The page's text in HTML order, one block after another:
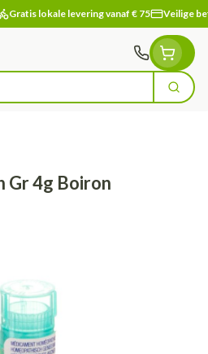
Gratis lokale levering vanaf € 75 Veilige
Zoek
Gr 4g Boiron